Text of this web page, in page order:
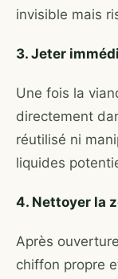
invisible mais
3. Jeter
Une fois la
directement
réutilisé ni
liquides
4. Nettoyer la
Après
chiffon propre